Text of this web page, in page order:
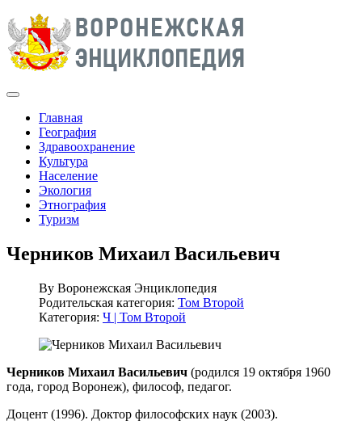
Главная
География
Здравоохранение
Культура
Население
Экология
Этнография
Туризм
Черников Михаил Васильевич
By Воронежская Энциклопедия
Родительская категория: Том Второй
Категория: Ч | Том Второй
Черников Михаил Васильевич (родился 19 октября 1960
года, город Воронеж), философ, педагог.
Доцент (1996). Доктор философских наук (2003).